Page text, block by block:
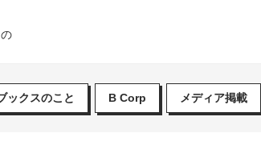
ックスのこと B Corp メディア掲載